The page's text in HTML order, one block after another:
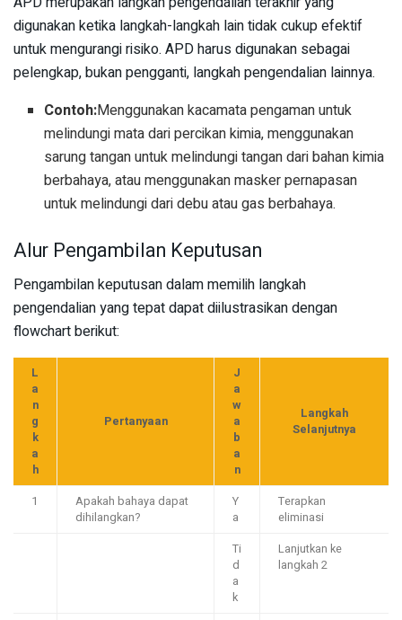
digunakan ketika langkah-langkah lain tidak cukup efektif
untuk mengurangi risiko. APD harus digunakan sebagai
pelengkap, bukan pengganti, langkah pengendalian lainnya.
Contoh:Menggunakan kacamata pengaman untuk
melindungi mata dari percikan kimia, menggunakan
sarung tangan untuk melindungi tangan dari bahan kimia
berbahaya, atau menggunakan masker pernapasan
untuk melindungi dari debu atau gas berbahaya.
Alur Pengambilan Keputusan
Pengambilan keputusan dalam memilih langkah
pengendalian yang tepat dapat diilustrasikan dengan
flowchart berikut:
L
a
n
g
k
a
h
Pertanyaan
J
a
w
a
b
a
n
Langkah
Selanjutnya
1
Apakah bahaya dapat
dihilangkan?
Y
a
Terapkan
eliminasi
Ti
d
a
k
Lanjutkan ke
langkah 2